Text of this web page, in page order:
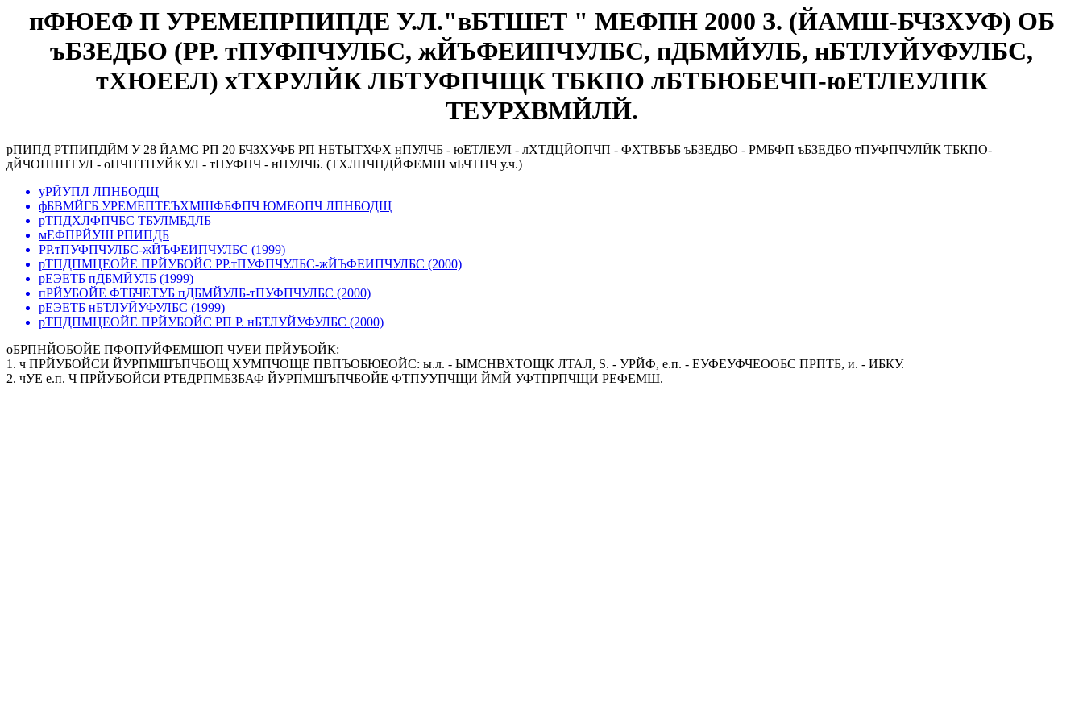
пФЮЕФ П УРЕМЕПРПИПДЕ У.Л."вБТШЕТ " МЕФПН 2000 З. (ЙАМШ-БЧЗХУФ) ОБ
ъБЗЕДБО (РР. тПУФПЧУЛБС, жЙЪФЕИПЧУЛБС, пДБМЙУЛБ, нБТЛУЙУФУЛБС,
тХЮЕЕЛ) хТХРУЛЙК ЛБТУФПЧЩК ТБКПО лБТБЮБЕЧП-юЕТЛЕУЛПК
ТЕУРХВМЙЛЙ.
рПИПД РТПИПДЙМ У 28 ЙАМС РП 20 БЧЗХУФБ РП НБТЫТХФХ нПУЛЧБ - юЕТЛЕУЛ - лХТДЦЙОПЧП - ФХТВБЪБ ъБЗЕДБО - РМБФП ъБЗЕДБО тПУФПЧУЛЙК ТБКПО-
дЙЧОПНПТУЛ - оПЧПТПУЙКУЛ - тПУФПЧ - нПУЛЧБ. (ТХЛПЧПДЙФЕМШ мБЧТПЧ у.ч.)
уРЙУПЛ ЛПНБОДЩ
фБВМЙГБ УРЕМЕПТЕЪХМШФБФПЧ ЮМЕОПЧ ЛПНБОДЩ
рТПДХЛФПЧБС ТБУЛМБДЛБ
мЕФПРЙУШ РПИПДБ
РР.тПУФПЧУЛБС-жЙЪФЕИПЧУЛБС (1999)
рТПДПМЦЕОЙЕ ПРЙУБОЙС РР.тПУФПЧУЛБС-жЙЪФЕИПЧУЛБС (2000)
рЕЭЕТБ пДБМЙУЛБ (1999)
пРЙУБОЙЕ ФТБЧЕТУБ пДБМЙУЛБ-тПУФПЧУЛБС (2000)
рЕЭЕТБ нБТЛУЙУФУЛБС (1999)
рТПДПМЦЕОЙЕ ПРЙУБОЙС РП Р. нБТЛУЙУФУЛБС (2000)
оБРПНЙОБОЙЕ ПФОПУЙФЕМШОП ЧУЕИ ПРЙУБОЙК:
1. ч ПРЙУБОЙСИ ЙУРПМШЪПЧБОЩ ХУМПЧОЩЕ ПВПЪОБЮЕОЙС: ы.л. - ЫМСНВХТОЩК ЛТАЛ, S. - УРЙФ, е.п. - ЕУФЕУФЧЕООБС ПРПТБ, и. - ИБКУ.
2. чУЕ е.п. Ч ПРЙУБОЙСИ РТЕДРПМБЗБАФ ЙУРПМШЪПЧБОЙЕ ФТПУУПЧЩИ ЙМЙ УФТПРПЧЩИ РЕФЕМШ.